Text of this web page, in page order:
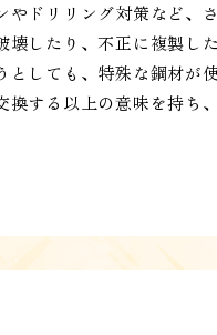
ドリリング対策など、
したり、不正に複製し
しても、特殊な鋼材が
する以上の意味を持ち